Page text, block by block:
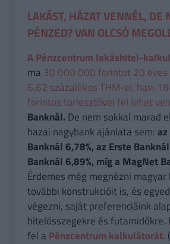
LAKÁST, HÁZAT VENNÉL, DE
PÉNZED? VAN OLCSÓ
A Pénzcentrum lakáshitel-
ma 30 000 000 forintot 20
6,62 százalékos THM-el, havi
forintos törlesztővel fel lehet
Banknál.De nem sokkal marad
hazai nagybank ajánlata sem:
Banknál 6,78%, az Erste
Banknál 6,89%, míg a MagNet
Érdemes még megnézni
további konstrukcióit is, és
végezni, saját preferenciáink
hitelösszegekre és futamidőkre.
fel a Pénzcentrum kalkulátorát.